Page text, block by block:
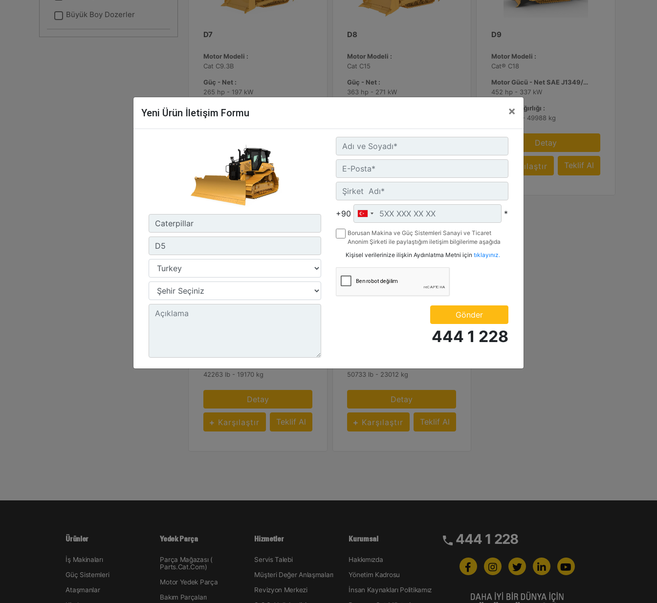
Büyük Boy Dozerler
D7
Motor Modeli :
Cat C9.3B
Güç - Net :
265 hp - 197 kW
Çalışma Ağırlığı :
65644 lb - 29776 kg
Karşılaştır
D8
Motor Modeli :
Cat C15
Güç - Net :
363 hp - 271 kW
Detay
Karşılaştır
D9
Motor Modeli :
Cat® C18
Motor Gücü - Net SAE J1349/ISO 9249 :
452 hp - 337 kW
Çalışma Ağırlığı :
110225 lb - 49988 kg
Detay
Karşılaştır Teklif Al
D5
42263 lb - 19170 kg
Detay
Karşılaştır Teklif Al
50733 lb - 23012 kg
Detay
Karşılaştır Teklif Al
Yeni Ürün İletişim Formu ×
+90 *
Borusan Makina ve Güç Sistemleri Sanayi ve Ticaret
Anonim Şirketi ile paylaştığım iletişim bilgilerime aşağıda
ile ilgili mesaj gönderilmesine izin veriyorum.
Kişisel verilerinize ilişkin Aydınlatma Metni için tıklayınız.
Gönder
444 1 228
Ürünler
İş Makinaları
Güç Sistemleri
Ataşmanlar
Yedek Parça
Parça Mağazası (
Parts.Cat.Com)
Motor Yedek Parça
Bakım Parçaları
Hizmetler
Servis Talebi
Müşteri Değer Anlaşmaları
Revizyon Merkezi
Kurumsal
Hakkımızda
Yönetim Kadrosu
İnsan Kaynakları Politikamız
444 1 228